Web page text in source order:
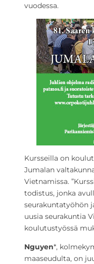
vuodessa.
Kursseilla on
Jumalan
Vietnamissa.
todistus, jonka
seurakuntatyöhön
uusia seurakuntia
koulutustyössä
Nguyen*,
maaseudulta, on